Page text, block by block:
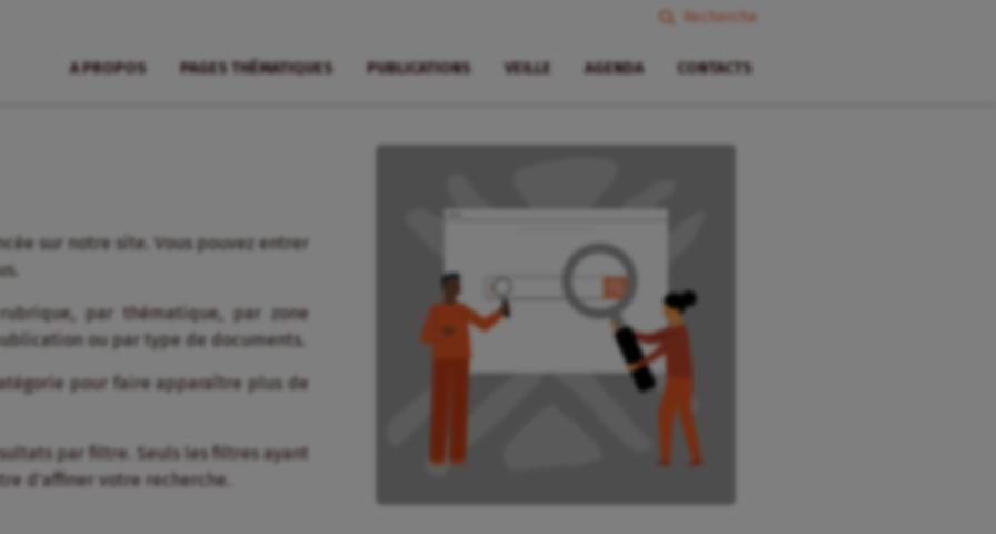
Recherche
A PROPOS PAGES THÉMATIQUES PUBLICATIONS VEILLE AGENDA CONTACTS
sur notre site. Vous pouvez entrer
par thématique, par zone
ou par type de documents.
pour faire apparaître plus de
par filtre. Seuls les filtres ayant
d’affiner votre recherche.